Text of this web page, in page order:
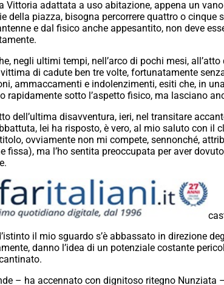
Vittoria adattata a uso abitazione, appena un
della piazza, bisogna percorrere quattro o cinque
e dal fisico anche appesantito, non deve
negli ultimi tempi, nell’arco di pochi mesi,
di cadute ben tre volte, fortunatamente
ammaccamenti e indolenzimenti, esiti che, in
rapidamente sotto l’aspetto fisico, ma lasciano
dell’ultima disavventura, ieri, nel transitare
lei ha risposto, è vero, al mio saluto con il
ovviamente non mi compete, sennonché,
fissa), ma l’ho sentita preoccupata per aver
il mio sguardo s’è abbassato in direzione
danno l’idea di un potenziale costante
– ha accennato con dignitoso ritegno Nunziata